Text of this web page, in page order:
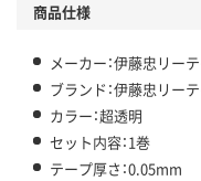
商品仕様
メーカー：伊藤忠リー
ブランド：伊藤忠リー
カラー：超透明
セット内容：1巻
テープ厚さ：0.05mm